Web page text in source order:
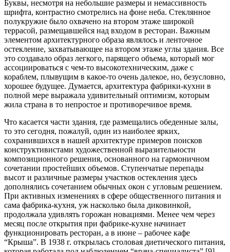
Буквы, несмотря на небольшие размеры и немассивность
шрифта, контрастно смотрелись на фоне неба. Стеклянное
полукружие было охвачено на втором этаже широкой
террасой, размещавшейся над входом в ресторан. Важным
элементом архитектурного образа являлось и ленточное
остекление, захватывающее на втором этаже углы здания. Все
это создавало образ легкого, парящего объема, который мог
ассоциироваться с чем-то высокотехническим, даже с
кораблем, плывущим в какое-то очень далекое, но, безусловно,
хорошее будущее. Думается, архитектура фабрики-кухни в
полной мере выражала удивительный оптимизм, которым
жила страна в то непростое и противоречивое время.
Что касается части здания, где размещались обеденные залы,
то это сегодня, пожалуй, один из наиболее ярких,
сохранившихся в нашей архитектуре примеров поисков
конструктивистами художественной выразительности
композиционного решения, основанного на гармоничном
сочетании простейших объемов. Ступенчатые перепады
высот и различные размеры участков остекления здесь
дополнялись сочетанием обычных окон с угловым решением.
При активных изменениях в сфере общественного питания и
сама фабрика-кухня, уж насколько была диковинкой,
продолжала удивлять горожан новациями. Менее чем через
месяц после открытия при фабрике-кухне начинает
функционировать ресторан, а в июне – рабочее кафе
“Крыша”. В 1938 г. открылась столовая диетического питания,